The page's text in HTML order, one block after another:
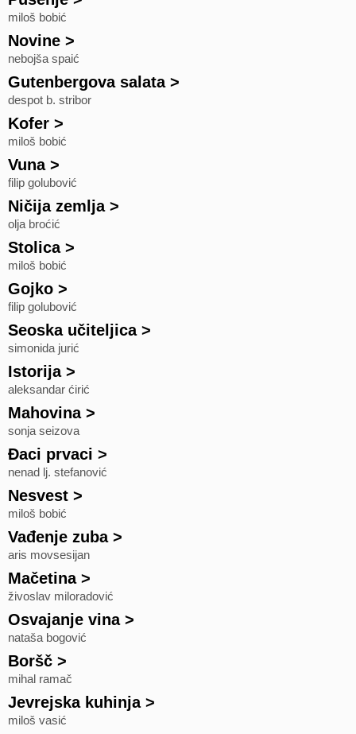
miloš bobić
Novine >
nebojša spaić
Gutenbergova salata>
despot b. stribor
Kofer >
miloš bobić
Vuna>
filip golubović
Ničija zemlja>
olja broćić
Stolica>
miloš bobić
Gojko >
filip golubović
Seoska učiteljica>
simonida jurić
Istorija>
aleksandar ćirić
Mahovina>
sonja seizova
Đaci prvaci >
nenad lj. stefanović
Nesvest >
miloš bobić
Vađenje zuba>
aris movsesijan
Mačetina>
živoslav miloradović
Osvajanje vina>
nataša bogović
Boršč >
mihal ramač
Jevrejska kuhinja>
miloš vasić